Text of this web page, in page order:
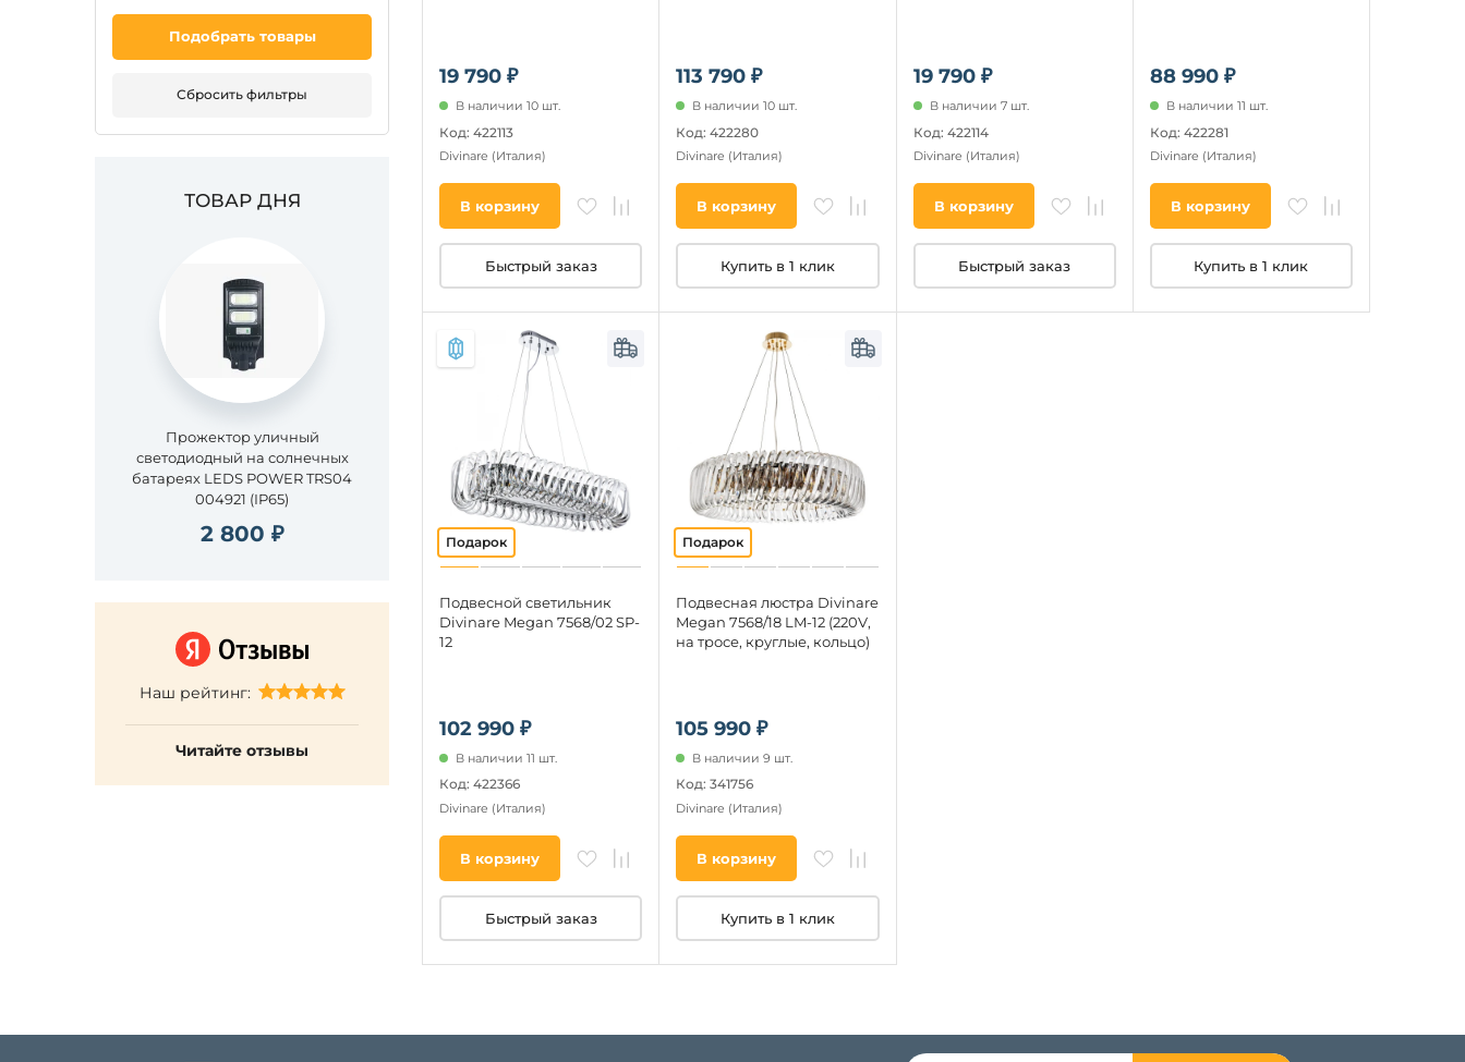
Подобрать товары
Сбросить фильтры
ТОВАР ДНЯ
Прожектор уличный
светодиодный на солнечных
батареях LEDS POWER TRS04
004921 (IP65)
2 800 ₽
Наш рейтинг:
Читайте отзывы
19 790 ₽
В наличии 10 шт.
Код: 422113
Divinare (Италия)
В корзину
Быстрый заказ
113 790 ₽
В наличии 10 шт.
Код: 422280
Divinare (Италия)
В корзину
Купить в 1 клик
19 790 ₽
В наличии 7 шт.
Код: 422114
Divinare (Италия)
В корзину
Быстрый заказ
88 990 ₽
В наличии 11 шт.
Код: 422281
Divinare (Италия)
В корзину
Купить в 1 клик
102 990 ₽
Подвесной светильник
Divinare Megan 7568/02 SP-
12
В наличии 11 шт.
Код: 422366
Divinare (Италия)
В корзину
Быстрый заказ
105 990 ₽
Подвесная люстра Divinare
Megan 7568/18 LM-12 (220V,
на тросе, круглые, кольцо)
В наличии 9 шт.
Код: 341756
Divinare (Италия)
В корзину
Купить в 1 клик